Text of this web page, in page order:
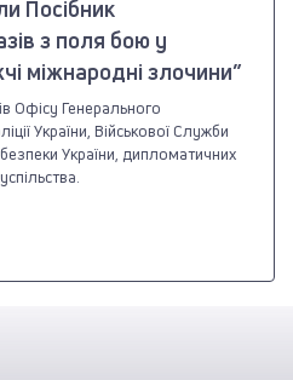
Посібник
з поля бою у
міжнародні злочини”
Офісу Генерального
України, Військової Служби
України, дипломатичних